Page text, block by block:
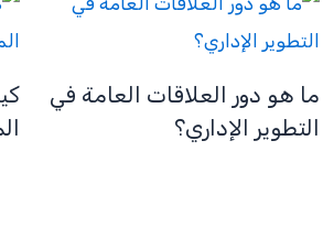
ما هو دور العلاقات العامة في
التطوير الإداري؟